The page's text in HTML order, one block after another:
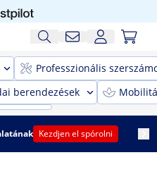
Professzionális
berendezések
Kezdjen el spórolni